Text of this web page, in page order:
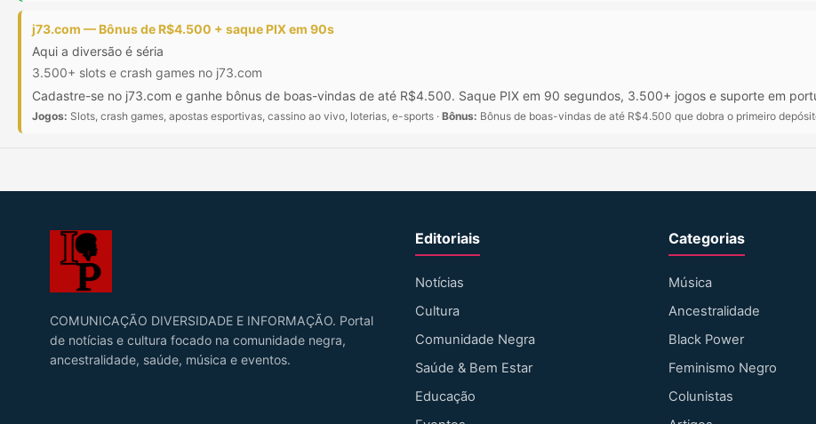
j73.com — Bônus de R$4.500 + saque PIX em 90s
Aqui a diversão é séria
3.500+ slots e crash games no j73.com
Cadastre-se no j73.com e ganhe bônus de boas-vindas de até R$4.500. Saque PIX em 90 segundos, 3.500+ jogos e suporte em
Jogos: Slots, crash games, apostas esportivas, cassino ao vivo, loterias, e-sports · Bônus: Bônus de boas-vindas de até R$4.500 que dobra o primeiro
COMUNICAÇÃO DIVERSIDADE E INFORMAÇÃO. Portal
de notícias e cultura focado na comunidade negra,
ancestralidade, saúde, música e eventos.
Editoriais
Notícias
Cultura
Comunidade Negra
Saúde & Bem Estar
Educação
Categorias
Música
Ancestralidade
Black Power
Feminismo Negro
Colunistas